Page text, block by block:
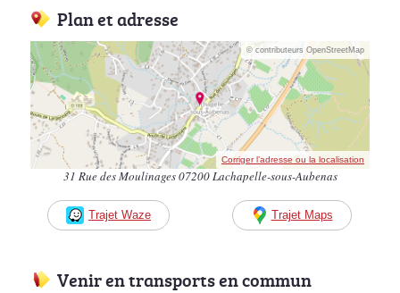
Plan et adresse
© contributeurs OpenStreetMap
Corriger l’adresse ou la localisation
31 Rue des Moulinages 07200 Lachapelle-sous-Aubenas
Trajet Waze Trajet Maps
Venir en transports en commun